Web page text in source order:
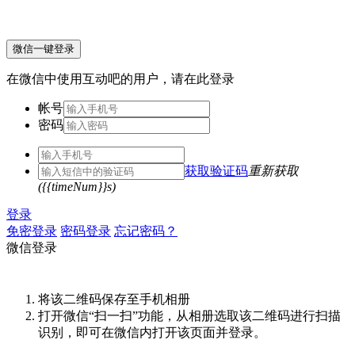
微信一键登录
在微信中使用互动吧的用户，请在此登录
帐号
密码
获取验证码重新获取
({{timeNum}}s)
登录
免密登录 密码登录 忘记密码？
微信登录
将该二维码保存至手机相册
打开微信“扫一扫”功能，从相册选取该二维码进行扫描
识别，即可在微信内打开该页面并登录。